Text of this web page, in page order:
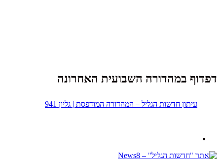
דפדוף במהדורה השבועית האחרונה
עיתון חדשות הגליל – המהדורה המודפסת | גליון 941